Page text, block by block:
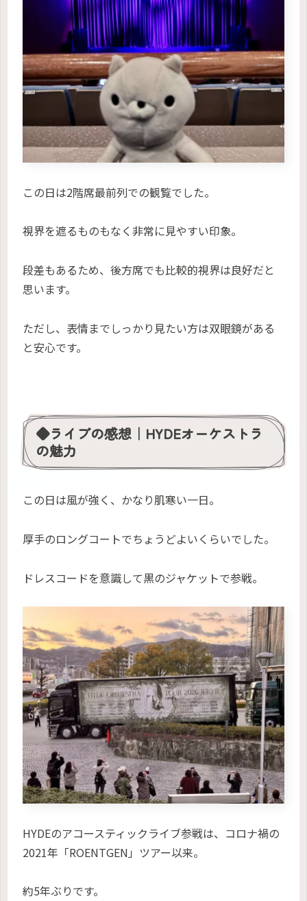
この日は2階席最前列での観覧でした。
視界を遮るものもなく非常に見やすい印象。
段差もあるため、後方席でも比較的視界は良好だと
思います。
ただし、表情までしっかり見たい方は双眼鏡がある
と安心です。
◆ライブの感想｜HYDEオーケストラ
の魅力
この日は風が強く、かなり肌寒い一日。
厚手のロングコートでちょうどよいくらいでした。
ドレスコードを意識して黒のジャケットで参戦。
HYDEのアコースティックライブ参戦は、コロナ禍の
2021年「ROENTGEN」ツアー以来。
約5年ぶりです。